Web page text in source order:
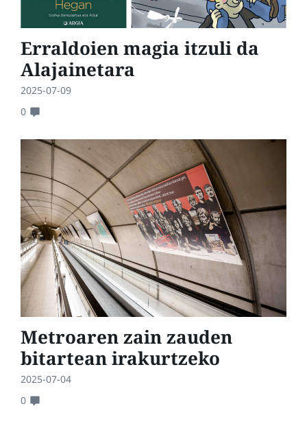
Erraldoien magia itzuli da
Alajainetara
2025-07-09
0
Metroaren zain zauden
bitartean irakurtzeko
2025-07-04
0